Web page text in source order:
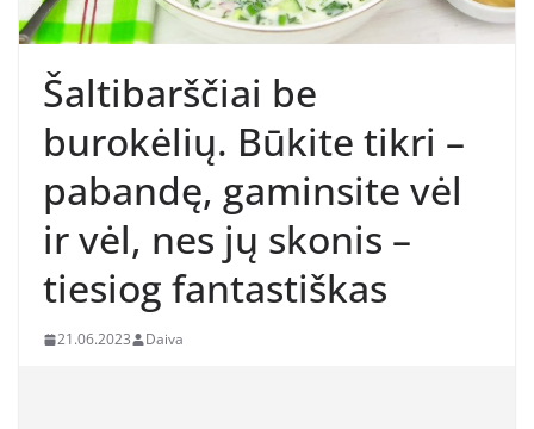
Šaltibarščiai be
burokėlių. Būkite tikri –
pabandę, gaminsite vėl
ir vėl, nes jų skonis –
tiesiog fantastiškas
21.06.2023 Daiva